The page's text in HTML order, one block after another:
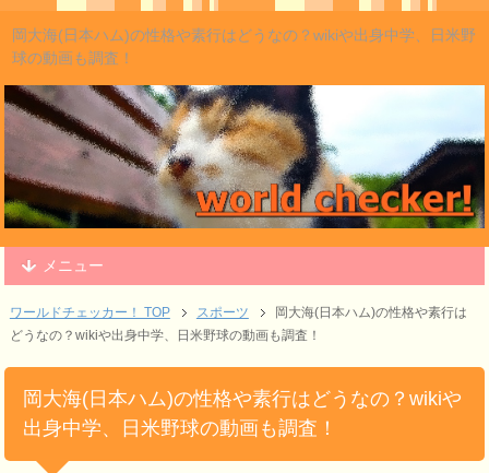
岡大海(日本ハム)の性格や素行はどうなの？wikiや出身中学、日米野
球の動画も調査！
メニュー
ワールドチェッカー！ TOP スポーツ
岡大海(日本ハム)の性格や素行は
どうなの？wikiや出身中学、日米野球の動画も調査！
岡大海(日本ハム)の性格や素行はどうなの？wikiや
出身中学、日米野球の動画も調査！